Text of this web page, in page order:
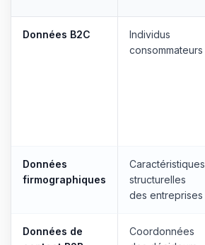
Données B2C
Individus
consommateurs
Données
firmographiques
Caractéristiques
structurelles
des entreprises
Données de
Coordonnées